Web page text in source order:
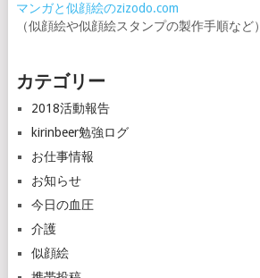
マンガと似顔絵のzizodo.com
（似顔絵や似顔絵スタンプの製作手順など）
カテゴリー
2018活動報告
kirinbeer勉強ログ
お仕事情報
お知らせ
今日の血圧
介護
似顔絵